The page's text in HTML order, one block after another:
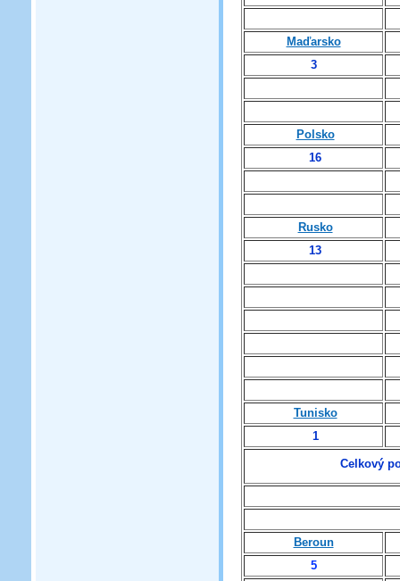
Maďarsko
3
Polsko
16
Rusko
13
Tunisko
1
Celkový
Beroun
5